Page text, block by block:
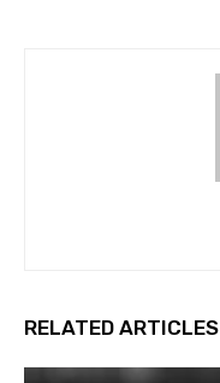
RELATED ARTICLES